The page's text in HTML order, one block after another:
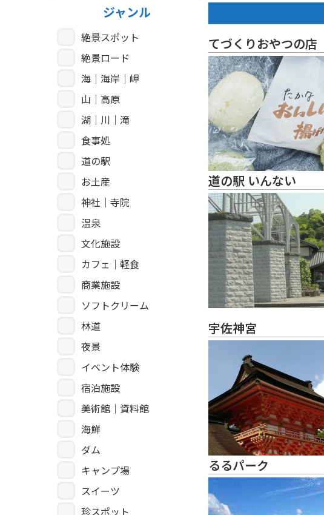
ジャンル
絶景スポット
絶景ロード
海｜海岸｜岬
山｜高原
湖｜川｜滝
食事処
道の駅
お土産
神社｜寺院
温泉
文化施設
カフェ｜軽食
商業施設
ソフトクリーム
林道
夜景
イベント体験
宿泊施設
美術館｜資料館
海鮮
ダム
キャンプ場
スイーツ
珍スポット
てづくりおやつの店
道の駅 いんない
宇佐神宮
るるパーク